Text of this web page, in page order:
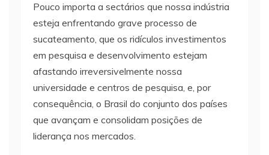
Pouco importa a sectários que nossa indústria
esteja enfrentando grave processo de
sucateamento, que os ridículos investimentos
em pesquisa e desenvolvimento estejam
afastando irreversivelmente nossa
universidade e centros de pesquisa, e, por
consequência, o Brasil do conjunto dos países
que avançam e consolidam posições de
liderança nos mercados.